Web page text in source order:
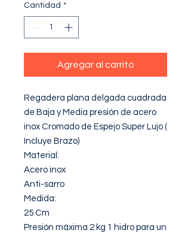
Cantidad *
Agregar al carrito
Regadera plana delgada cuadrada
de Baja y Media presión de acero
inox Cromado de Espejo Super Lujo (
Incluye Brazo)
Material:
Acero inox
Anti-sarro
Medida:
25 Cm
Presión máxima 2 kg 1 hidro para un